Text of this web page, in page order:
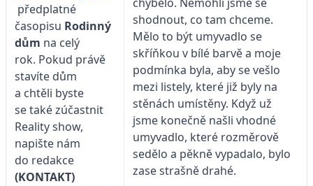
předplatné
časopisu Rodinný
dům na celý
rok. Pokud právě
stavíte dům
a chtěli byste
se také zúčastnit
Reality show,
napište nám
do redakce
(KONTAKT)
shodnout, co tam chceme.
Mělo to být umyvadlo se
skříňkou v bílé barvě a moje
podmínka byla, aby se vešlo
mezi listely, které již byly na
stěnách umístěny. Když už
jsme konečně našli vhodné
umyvadlo, které rozměrově
sedělo a pěkně vypadalo, bylo
zase strašně drahé.